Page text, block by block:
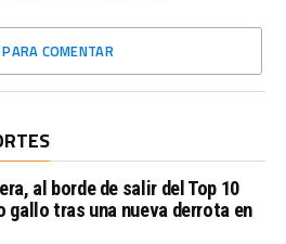
PARA COMENTAR
al borde de salir del Top 10
gallo tras una nueva derrota en